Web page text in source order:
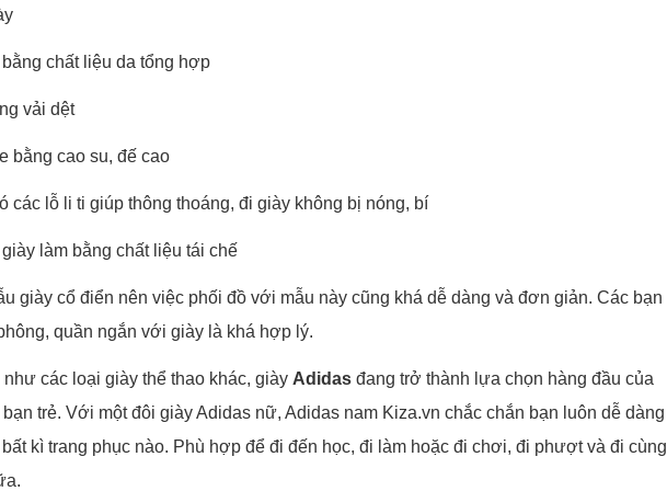
chất liệu da tổng hợp
vải dệt
bằng cao su, đế cao
các lỗ li ti giúp thông thoáng, đi giày không bị nóng, bí
làm bằng chất liệu tái chế
giày cổ điển nên việc phối đồ với mẫu này cũng khá dễ dàng và đơn giản. Các bạn
quần ngắn với giày là khá hợp lý.
như các loại giày thể thao khác, giàyAdidas đang trở thành lựa chọn hàng đầu của
bạn trẻ. Với một đôi giày Adidas nữ, Adidas nam Kiza.vn chắc chắn bạn luôn dễ dàng
kì trang phục nào. Phù hợp để đi đến học, đi làm hoặc đi chơi, đi phượt và đi cùng